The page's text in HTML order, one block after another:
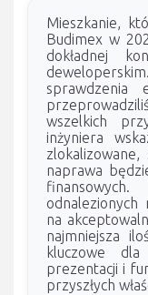
Mieszkanie,
Budimex w
dokładnej
sprawdzenia
wszelkich
inżyniera
naprawa
odnalezionych
na
najmniejsza
kluczowe dla
prezentacji i
przyszłych